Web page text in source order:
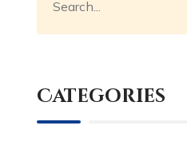
Categories